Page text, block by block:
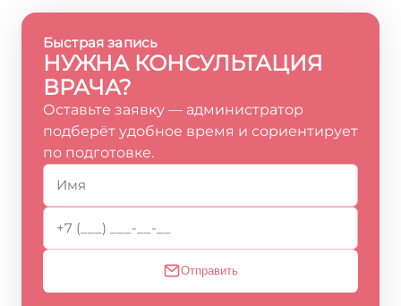
Быстрая запись
НУЖНА КОНСУЛЬТАЦИЯ
ВРАЧА?
Оставьте заявку — администратор
подберёт удобное время и сориентирует
по подготовке.
Отправить